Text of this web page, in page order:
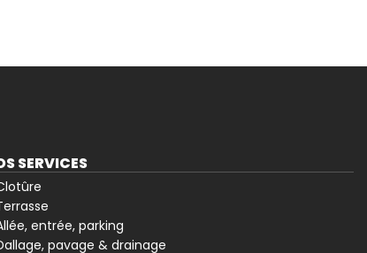
SERVICES
entrée, parking
pavage & drainage